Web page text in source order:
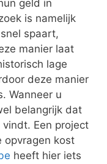
geld in
is namelijk
spaart,
manier laat
lage
deze manier
Wanneer u
belangrijk dat
Een project
opvragen kost
heeft hier iets